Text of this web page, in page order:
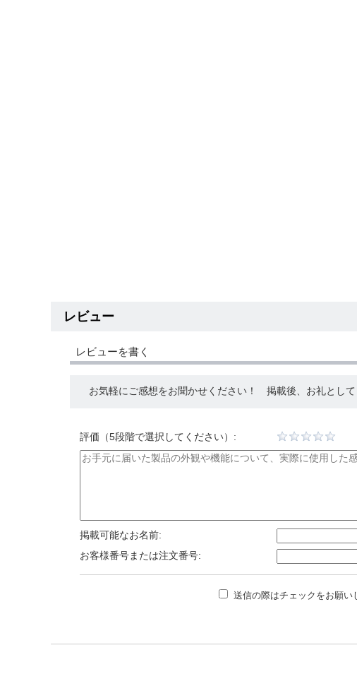
レビュー
レビューを書く
お気軽にご感想をお聞かせください！ 掲載後、お礼とし
評価（5段階で選択してください）:
掲載可能なお名前:
お客様番号または注文番号:
送信の際はチェックをお願い